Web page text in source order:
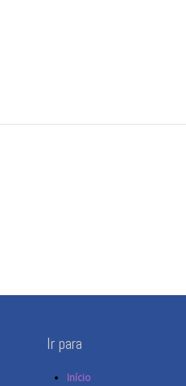
Ir para
Início